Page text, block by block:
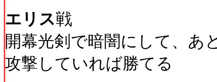
エリス戦
開幕光剣で暗闇にして、あ
攻撃していれば勝てる